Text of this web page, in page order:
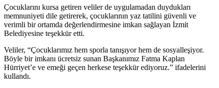
Çocuklarını kursa getiren veliler de uygulamadan duydukları
memnuniyeti dile getirerek, çocuklarının yaz tatilini güvenli ve
verimli bir ortamda değerlendirmesine imkan sağlayan İzmit
Belediyesine teşekkür etti.
Veliler, “Çocuklarımız hem sporla tanışıyor hem de sosyalleşiyor.
Böyle bir imkanı ücretsiz sunan Başkanımız Fatma Kaplan
Hürriyet’e ve emeği geçen herkese teşekkür ediyoruz.” ifadelerini
kullandı.